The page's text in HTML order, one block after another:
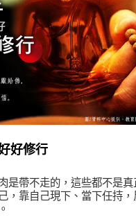
好修行
是帶不走的，這些都不是
，靠自己現下、當下任持